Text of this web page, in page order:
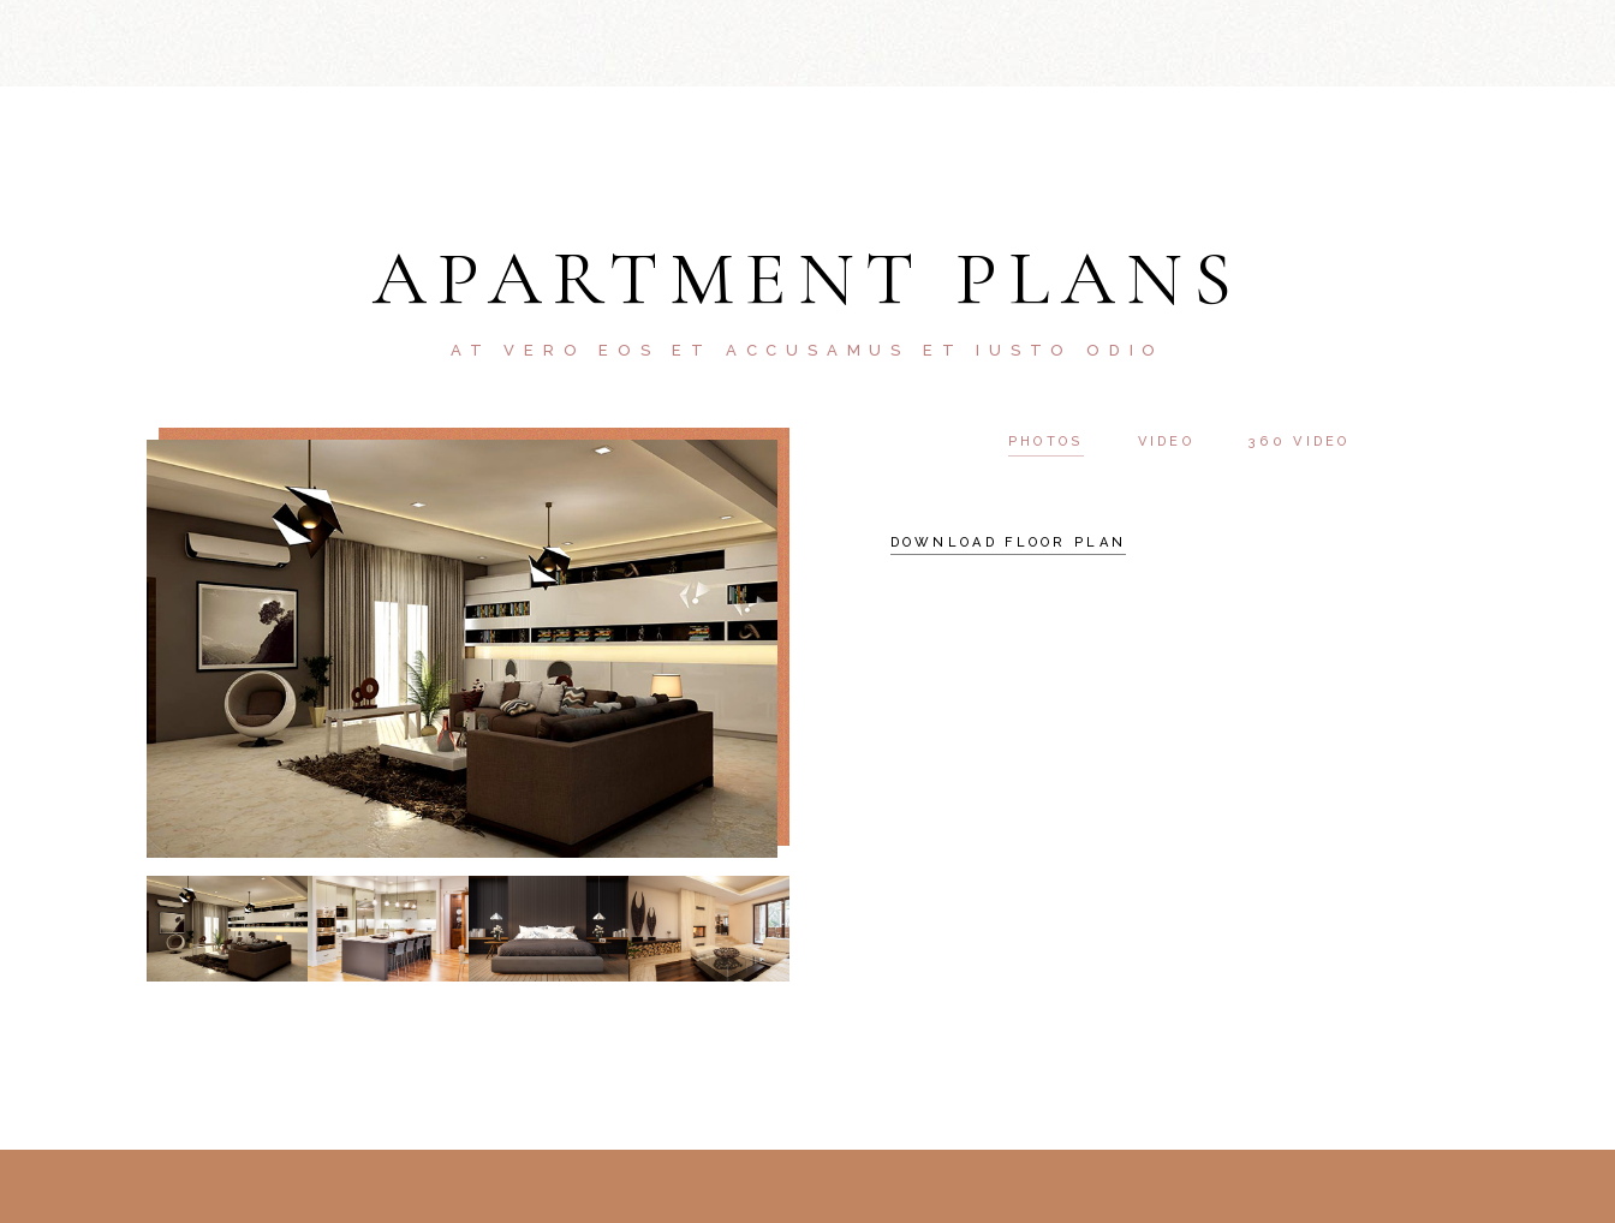
APARTMENT PLANS
AT VERO EOS ET ACCUSAMUS ET IUSTO ODIO
PHOTOS VIDEO 360 VIDEO
DOWNLOAD FLOOR PLAN